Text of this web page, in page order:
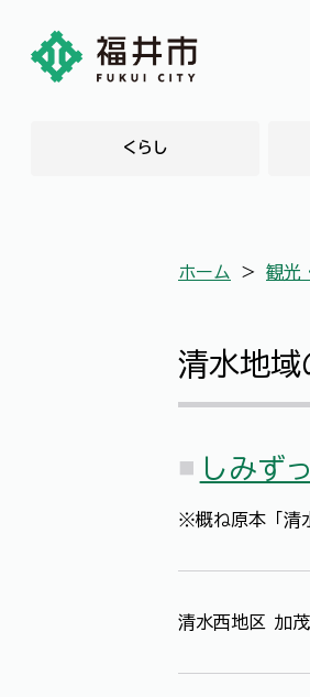
くらし
ホーム ＞ 観光
清水地域
しみず
※概ね原本「清
清水西地区 加